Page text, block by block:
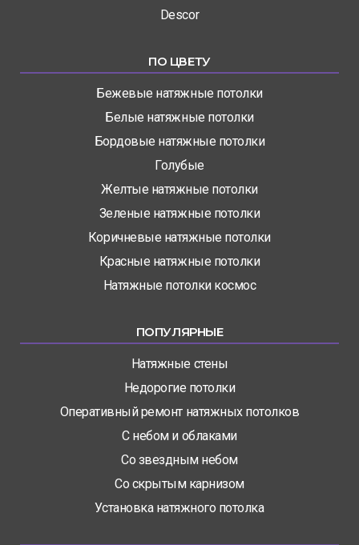
Descor
ПО ЦВЕТУ
Бежевые натяжные потолки
Белые натяжные потолки
Бордовые натяжные потолки
Голубые
Желтые натяжные потолки
Зеленые натяжные потолки
Коричневые натяжные потолки
Красные натяжные потолки
Натяжные потолки космос
ПОПУЛЯРНЫЕ
Натяжные стены
Недорогие потолки
Оперативный ремонт натяжных потолков
С небом и облаками
Со звездным небом
Со скрытым карнизом
Установка натяжного потолка